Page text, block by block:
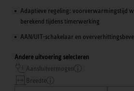
Adaptieve regeling: voorverwarmingstijd
berekend tijdens timerwerking
AAN/UIT-schakelaar en
Andere uitvoering selecteren
Aansluitvermogen
Breedte